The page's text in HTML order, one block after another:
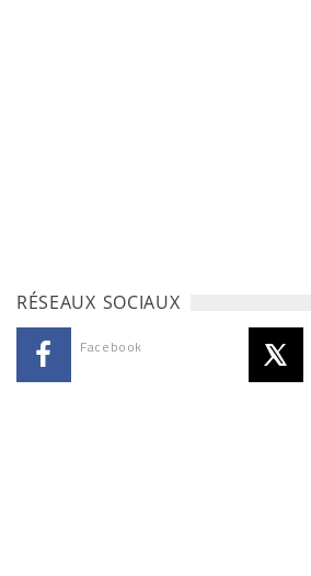
RÉSEAUX SOCIAUX
Facebook